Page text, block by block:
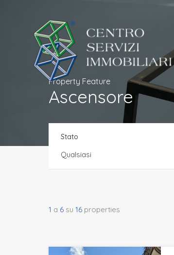
Property Feature
Ascensore
Stato
Qualsiasi
1 a 6 su 16 properties